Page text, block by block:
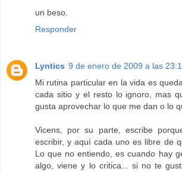
un beso.
Responder
Lyntics 9 de enero de 2009 a las
Mi rutina particular en la vida es
cada sitio y el resto lo ignoro, mas
gusta aprovechar lo que me dan o lo
Vicens, por su parte, escribe
escribir, y aquí cada uno es libre de
Lo que no entiendo, es cuando hay
algo, viene y lo critica... si no te